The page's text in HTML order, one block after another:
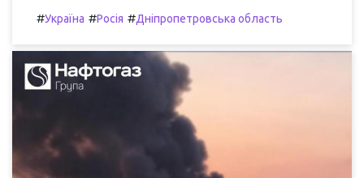
#Україна #Росія #Дніпропетровська область